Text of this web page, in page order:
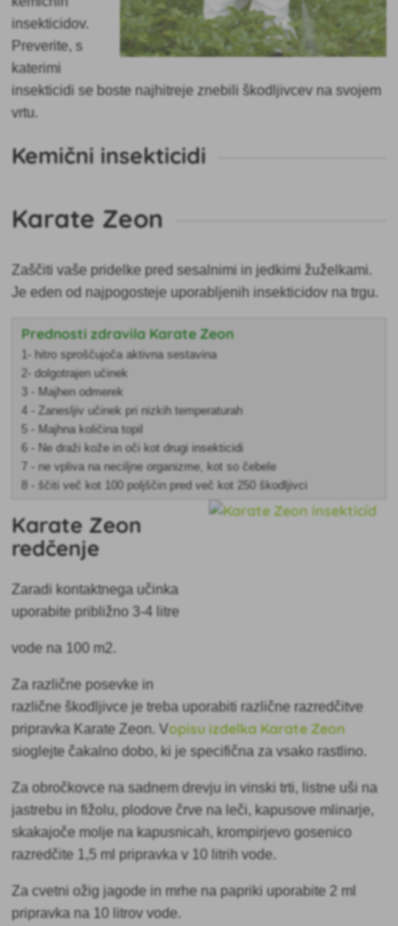
insekticidov.
Preverite, s
katerimi
insekticidi se boste najhitreje znebili škodljivcev na svojem
vrtu.
Kemični insekticidi
Karate Zeon
Zaščiti vaše pridelke pred sesalnimi in jedkimi žuželkami.
Je eden od najpogosteje uporabljenih insekticidov na trgu.
Prednosti zdravila Karate Zeon
1- hitro sproščujoča aktivna sestavina
2- dolgotrajen učinek
3 - Majhen odmerek
4 - Zanesljiv učinek pri nizkih temperaturah
5 - Majhna količina topil
6 - Ne draži kože in oči kot drugi insekticidi
7 - ne vpliva na neciljne organizme, kot so čebele
8 - ščiti več kot 100 poljščin pred več kot 250 škodljivci
Karate Zeon
redčenje
Zaradi kontaktnega učinka
uporabite približno 3-4 litre
vode na 100 m2.
Za različne posevke in
različne škodljivce je treba uporabiti različne razredčitve
pripravka Karate Zeon.Vopisu izdelka Karate Zeon
sioglejtečakalno dobo, ki je specifična za vsako rastlino.
Za obročkovce na sadnem drevju in vinski trti, listne uši na
jastrebu in fižolu, plodove črve na leči, kapusove mlinarje,
skakajoče molje na kapusnicah, krompirjevo gosenico
razredčite 1,5 ml pripravka v 10 litrih vode.
Za cvetni ožig jagode in mrhe na papriki uporabite 2 ml
pripravka na 10 litrov vode.